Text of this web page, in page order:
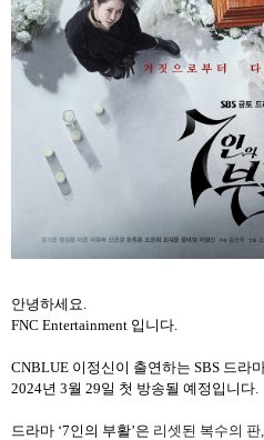
안녕하세요
FNC Entertainment 입니다
CNBLUE 이정신이 출연하는 SBS 드라
2024년 3월 29일 첫 방송될 예정입니다
드라마 ‘7인의 부활’은 리셋된 복수의 판